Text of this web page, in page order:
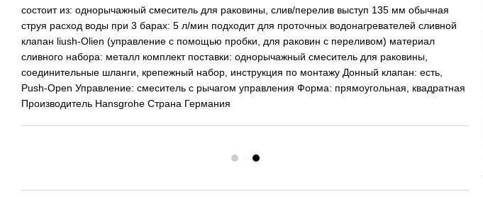
состоит из: однорычажный смеситель для раковины, слив/перелив выступ 135 мм обычная
струя расход воды при 3 барах: 5 л/мин подходит для проточных водонагревателей сливной
клапан liush-Olien (управление с помощью пробки, для раковин с переливом) материал
сливного набора: металл комплект поставки: однорычажный смеситель для раковины,
соединительные шланги, крепежный набор, инструкция по монтажу Донный клапан: есть,
Push-Open Управление: смеситель с рычагом управления Форма: прямоугольная, квадратная
Производитель Hansgrohe Страна Германия